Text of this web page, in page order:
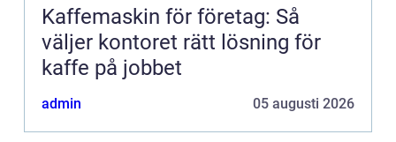
Kaffemaskin för företag: Så
väljer kontoret rätt lösning för
kaffe på jobbet
admin 05 augusti 2026